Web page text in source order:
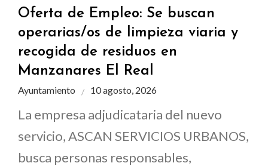
Oferta de Empleo: Se buscan
operarias/os de limpieza viaria y
recogida de residuos en
Manzanares El Real
Ayuntamiento 10 agosto, 2026
La empresa adjudicataria del nuevo
servicio, ASCAN SERVICIOS URBANOS,
busca personas responsables,